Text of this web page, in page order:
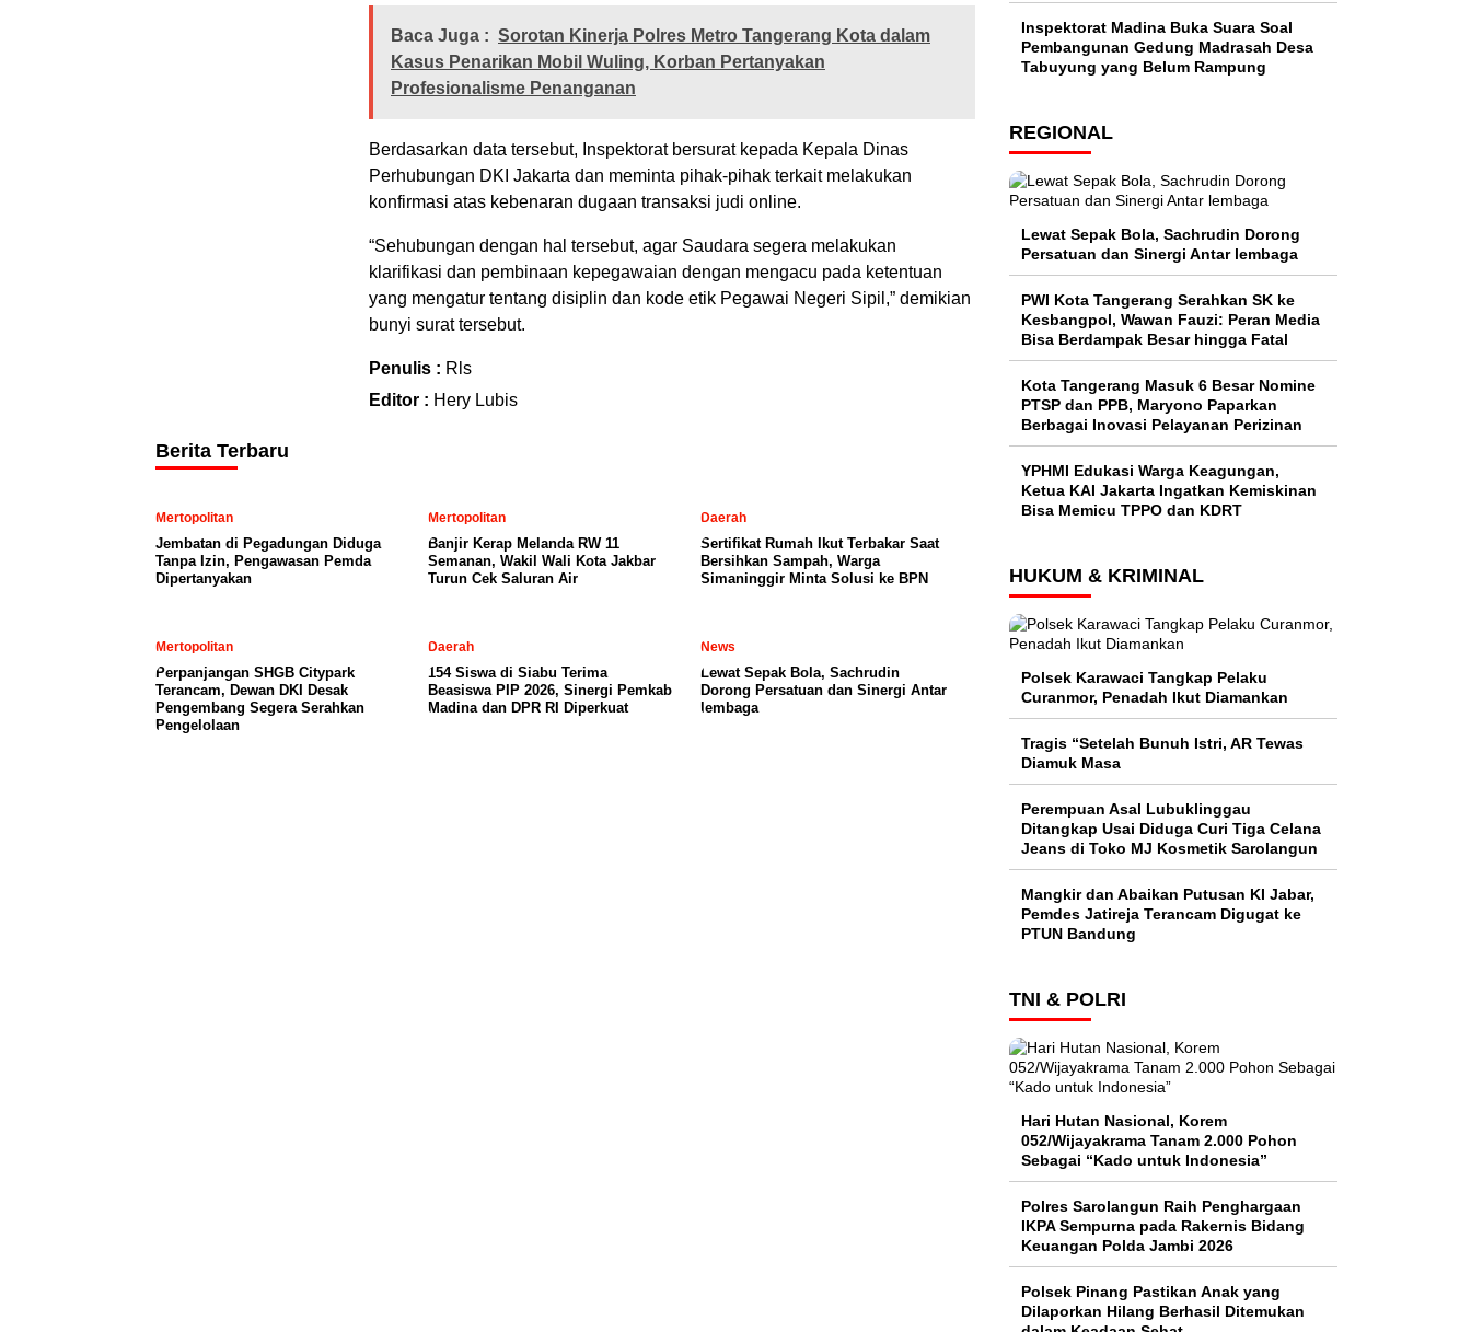
Baca Juga : Sorotan Kinerja Polres Metro Tangerang Kota dalam
Kasus Penarikan Mobil Wuling, Korban Pertanyakan
Profesionalisme Penanganan
Berdasarkan data tersebut, Inspektorat bersurat kepada Kepala Dinas
Perhubungan DKI Jakarta dan meminta pihak-pihak terkait melakukan
konfirmasi atas kebenaran dugaan transaksi judi online.
“Sehubungan dengan hal tersebut, agar Saudara segera melakukan
klarifikasi dan pembinaan kepegawaian dengan mengacu pada ketentuan
yang mengatur tentang disiplin dan kode etik Pegawai Negeri Sipil,” demikian
bunyi surat tersebut.
Penulis : Rls
Editor : Hery Lubis
Berita Terbaru
Mertopolitan
Jembatan di Pegadungan Diduga
Tanpa Izin, Pengawasan Pemda
Dipertanyakan
Mertopolitan
Banjir Kerap Melanda RW 11
Semanan, Wakil Wali Kota Jakbar
Turun Cek Saluran Air
Daerah
Sertifikat Rumah Ikut Terbakar Saat
Bersihkan Sampah, Warga
Simaninggir Minta Solusi ke BPN
Mertopolitan
Perpanjangan SHGB Citypark
Terancam, Dewan DKI Desak
Pengembang Segera Serahkan
Pengelolaan
Daerah
154 Siswa di Siabu Terima
Beasiswa PIP 2026, Sinergi Pemkab
Madina dan DPR RI Diperkuat
News
Lewat Sepak Bola, Sachrudin
Dorong Persatuan dan Sinergi Antar
lembaga
Inspektorat Madina Buka Suara Soal
Pembangunan Gedung Madrasah Desa
Tabuyung yang Belum Rampung
REGIONAL
Lewat Sepak Bola, Sachrudin Dorong
Persatuan dan Sinergi Antar lembaga
PWI Kota Tangerang Serahkan SK ke
Kesbangpol, Wawan Fauzi: Peran Media
Bisa Berdampak Besar hingga Fatal
Kota Tangerang Masuk 6 Besar Nomine
PTSP dan PPB, Maryono Paparkan
Berbagai Inovasi Pelayanan Perizinan
YPHMI Edukasi Warga Keagungan,
Ketua KAI Jakarta Ingatkan Kemiskinan
Bisa Memicu TPPO dan KDRT
HUKUM & KRIMINAL
Polsek Karawaci Tangkap Pelaku
Curanmor, Penadah Ikut Diamankan
Tragis “Setelah Bunuh Istri, AR Tewas
Diamuk Masa
Perempuan Asal Lubuklinggau
Ditangkap Usai Diduga Curi Tiga Celana
Jeans di Toko MJ Kosmetik Sarolangun
Mangkir dan Abaikan Putusan KI Jabar,
Pemdes Jatireja Terancam Digugat ke
PTUN Bandung
TNI & POLRI
Hari Hutan Nasional, Korem
052/Wijayakrama Tanam 2.000 Pohon
Sebagai “Kado untuk Indonesia”
Polres Sarolangun Raih Penghargaan
IKPA Sempurna pada Rakernis Bidang
Keuangan Polda Jambi 2026
Polsek Pinang Pastikan Anak yang
Dilaporkan Hilang Berhasil Ditemukan